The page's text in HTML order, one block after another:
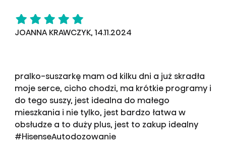
JOANNA KRAWCZYK, 14.11.2024
pralko-suszarkę mam od kilku dni a już skradła
moje serce, cicho chodzi, ma krótkie programy i
do tego suszy, jest idealna do małego
mieszkania i nie tylko, jest bardzo łatwa w
obsłudze a to duży plus, jest to zakup idealny
#HisenseAutodozowanie